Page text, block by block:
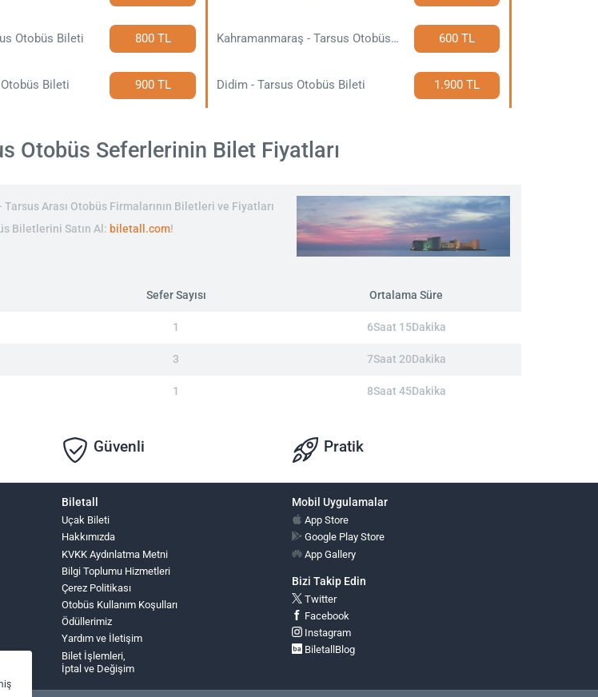
Otobüs Bileti 800 TL Kahramanmaraş - Tarsus Otobüs Bileti 600 TL
Bileti 900 TL Didim - Tarsus Otobüs Bileti 1.900 TL
Otobüs Seferlerinin Bilet Fiyatları
Arası Otobüs Firmalarının Biletleri ve Fiyatları
Biletlerini Satın Al: biletall.com!
Sefer Sayısı Ortalama Süre
1 6Saat 15Dakika
3 7Saat 20Dakika
1 8Saat 45Dakika
Güvenli Pratik
Biletall
Uçak Bileti
Hakkımızda
KVKK Aydınlatma Metni
Bilgi Toplumu Hizmetleri
Çerez Politikası
Otobüs Kullanım Koşulları
Ödüllerimiz
Yardım ve İletişim
Bilet İşlemleri,
İptal ve Değişim
Mobil Uygulamalar
App Store
Google Play Store
App Gallery
Bizi Takip Edin
Twitter
Facebook
Instagram
BiletallBlog